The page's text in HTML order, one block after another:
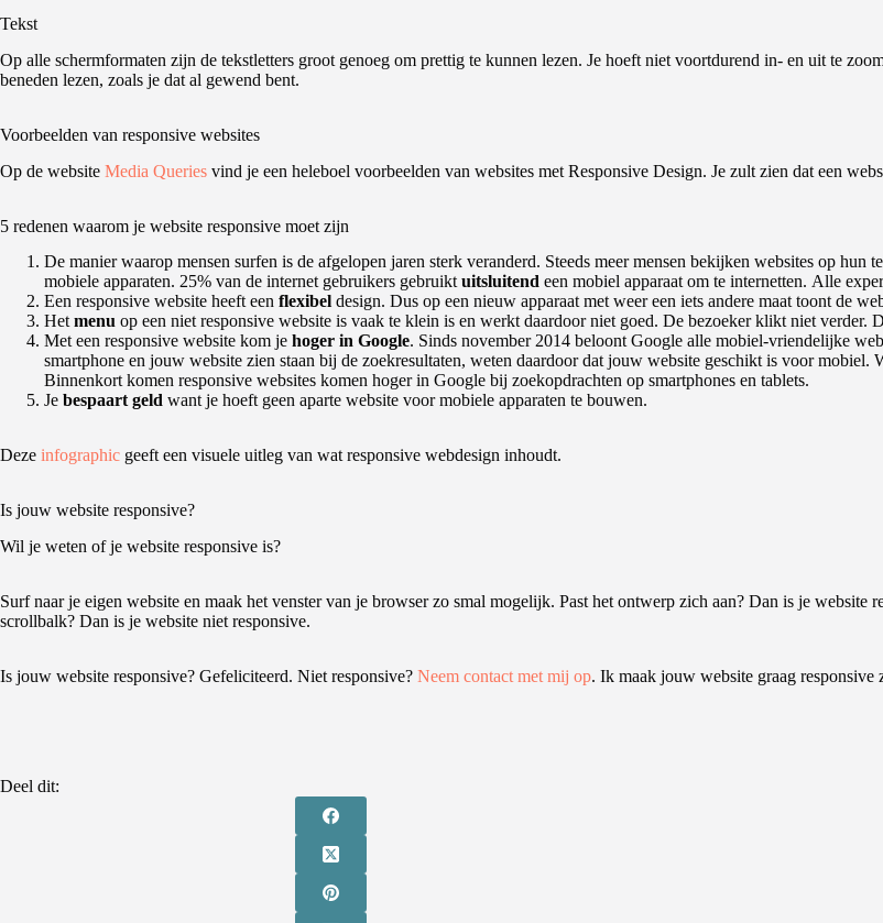
Tekst
Op alle schermformaten zijn de tekstletters groot genoeg om prettig te kunnen lezen. Je hoeft niet voortdurend in- en uit te
beneden lezen, zoals je dat al gewend bent.
Voorbeelden van responsive websites
Op de website Media Queries vind je een heleboel voorbeelden van websites met Responsive Design. Je zult zien dat een
5 redenen waarom je website responsive moet zijn
De manier waarop mensen surfen is de afgelopen jaren sterk veranderd. Steeds meer mensen bekijken websites op
mobiele apparaten. 25% van de internet gebruikers gebruikt uitsluitend een mobiel apparaat om te internetten. Alle
Een responsive website heeft een flexibel design. Dus op een nieuw apparaat met weer een iets andere maat toont de
Het menu op een niet responsive website is vaak te klein is en werkt daardoor niet goed. De bezoeker klikt niet verder.
Met een responsive website kom je hoger in Google. Sinds november 2014 beloont Google alle mobiel-vriendelijke
smartphone en jouw website zien staan bij de zoekresultaten, weten daardoor dat jouw website geschikt is voor mobiel.
Binnenkort komen responsive websites komen hoger in Google bij zoekopdrachten op smartphones en tablets.
Je bespaart geld want je hoeft geen aparte website voor mobiele apparaten te bouwen.
Deze infographic geeft een visuele uitleg van wat responsive webdesign inhoudt.
Is jouw website responsive?
Wil je weten of je website responsive is?
Surf naar je eigen website en maak het venster van je browser zo smal mogelijk. Past het ontwerp zich aan? Dan is je
scrollbalk? Dan is je website niet responsive.
Is jouw website responsive? Gefeliciteerd. Niet responsive? Neem contact met mij op. Ik maak jouw website graag
Deel dit: